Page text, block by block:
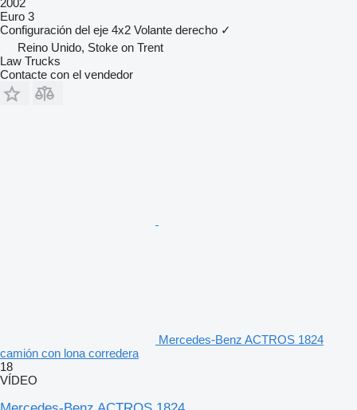
Euro 3
Configuración del eje 4x2 Volante derecho ✓
Reino Unido, Stoke on Trent
Law Trucks
Contacte con el vendedor
Mercedes-Benz ACTROS 1824
camión con lona corredera
18
VÍDEO